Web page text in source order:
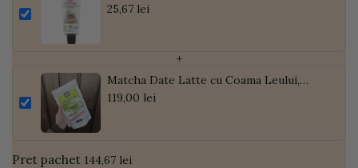
25,67 lei
+
Matcha Date Latte cu Coama Leului,
Pudră de Curmale și Ghimbir, ECO, 300g
119,00 lei
Pret pachet 144,67 lei